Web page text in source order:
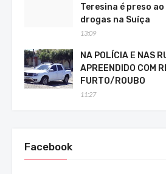
Teresina é preso
drogas na Suíça
13:09
NA POLÍCIA E NAS
APREENDIDO COM
FURTO/ROUBO
11:27
Facebook